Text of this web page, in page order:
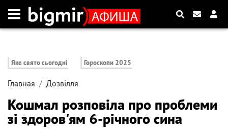
Яке свято сьогодні Гороскопи 2025
Главная Дозвілля
Кошмал розповіла про проблеми
зі здоров'ям 6-річного сина